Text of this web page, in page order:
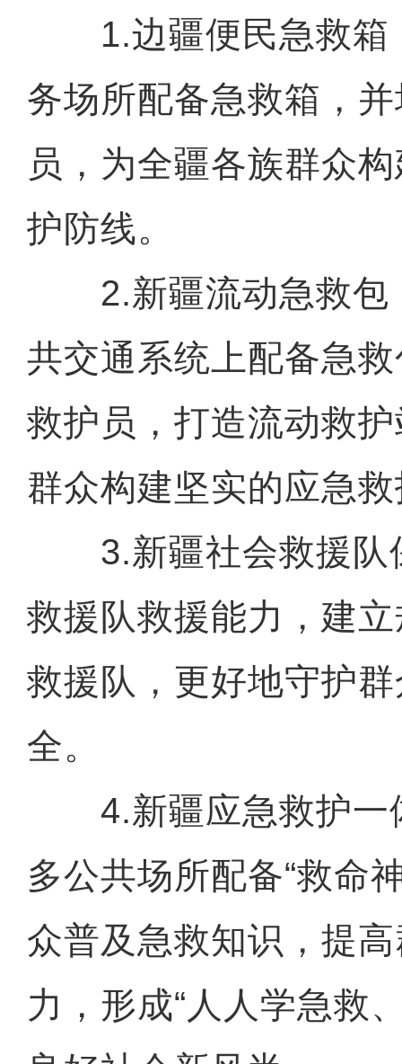
1.边疆便民急救箱
务场所配备急救箱，
员，为全疆各族群众
护防线。
2.新疆流动急救包
共交通系统上配备急
救护员，打造流动救
群众构建坚实的应急
3.新疆社会救援队
救援队救援能力，建
救援队，更好地守护
全。
4.新疆应急救护一
多公共场所配备“救命
众普及急救知识，提
力，形成“人人学急救